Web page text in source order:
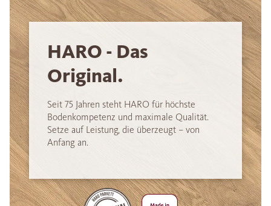
HARO - Das
Original.
Seit 75 Jahren steht HARO für höchste
Bodenkompetenz und maximale Qualität.
Setze auf Leistung, die überzeugt – von
Anfang an.